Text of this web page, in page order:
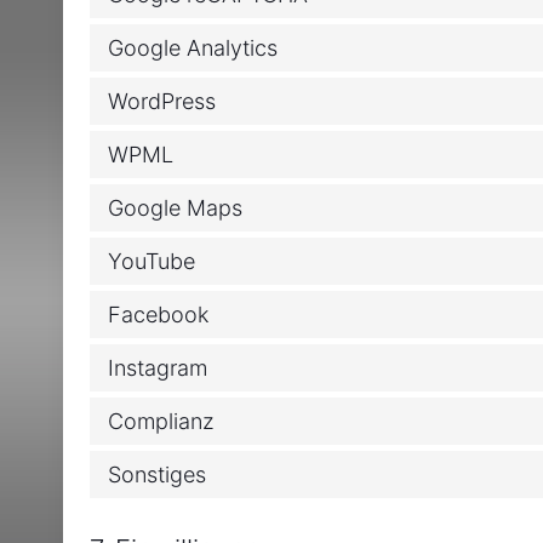
Google Analytics
WordPress
WPML
Google Maps
YouTube
Facebook
Instagram
Complianz
Sonstiges